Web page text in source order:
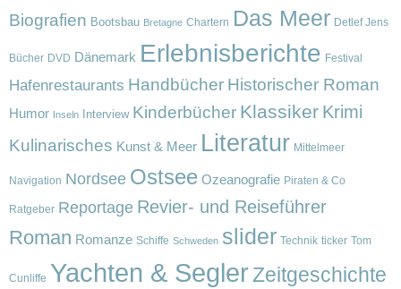
Biografien Bootsbau Bretagne Chartern Das Meer Detlef Jens
Bücher DVD Dänemark Erlebnisberichte Festival
Hafenrestaurants Handbücher Historischer Roman
Humor Inseln Interview Kinderbücher Klassiker Krimi
Kulinarisches Kunst & Meer Literatur Mittelmeer
Navigation Nordsee Ostsee Ozeanografie Piraten & Co
Ratgeber Reportage Revier- und Reiseführer
Roman Romanze Schiffe Schweden slider Technik ticker Tom
Cunliffe Yachten & SeglerZeitgeschichte